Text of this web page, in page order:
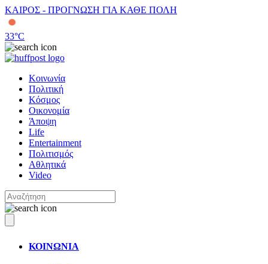
ΚΑΙΡΟΣ - ΠΡΟΓΝΩΣΗ ΓΙΑ ΚΑΘΕ ΠΟΛΗ
33°C
Κοινωνία
Πολιτική
Κόσμος
Οικονομία
Άποψη
Life
Entertainment
Πολιτισμός
Αθλητικά
Video
ΚΟΙΝΩΝΙΑ